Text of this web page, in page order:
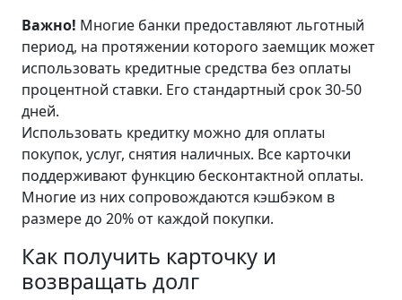
Важно! Многие банки предоставляют льготный
период, на протяжении которого заемщик может
использовать кредитные средства без оплаты
процентной ставки. Его стандартный срок 30-50
дней.
Использовать кредитку можно для оплаты
покупок, услуг, снятия наличных. Все карточки
поддерживают функцию бесконтактной оплаты.
Многие из них сопровождаются кэшбэком в
размере до 20% от каждой покупки.
Как получить карточку и
возвращать долг